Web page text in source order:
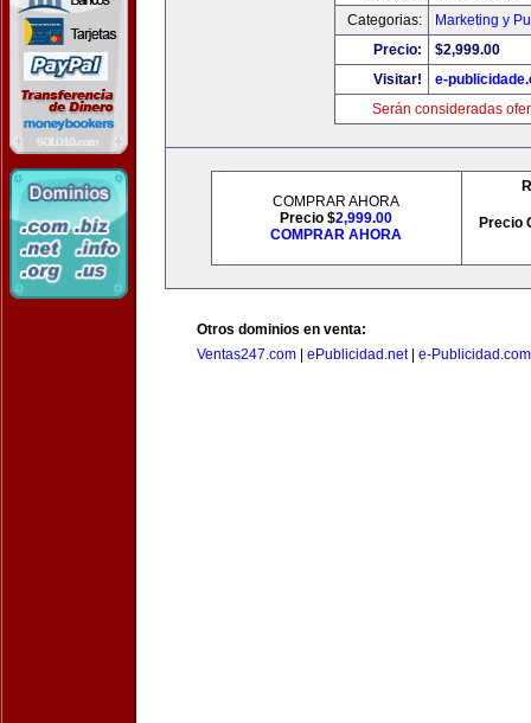
Categorias:
Marketing y
Precio:
$2,999.00
Visitar!
e-
Serán consideradas
COMPRAR AHORA
Precio $2,999.00
COMPRAR AHORA
Precio
Otros dominios en venta:
Ventas247.com
ePublicidad.net| e-Publicidad.com